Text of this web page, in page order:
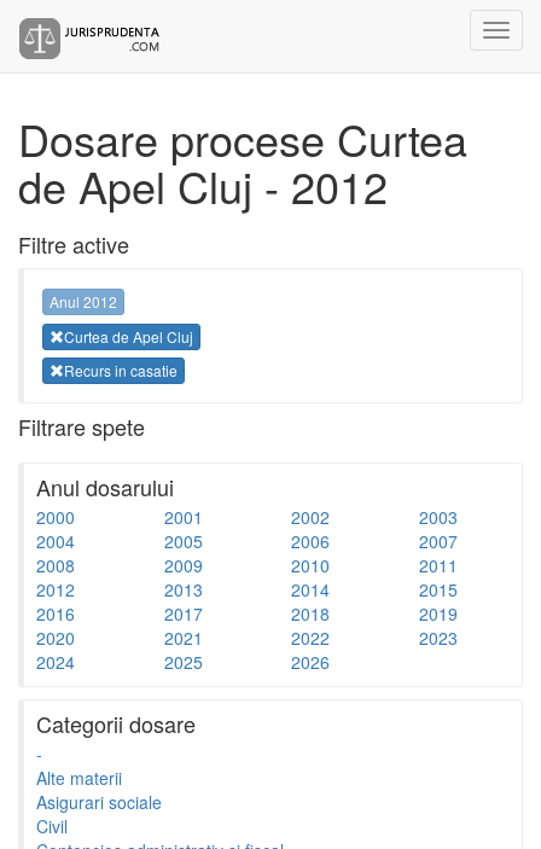
Dosare procese Curtea
de Apel Cluj - 2012
Filtre active
Anul 2012
Curtea de Apel Cluj
Recurs in casatie
Filtrare spete
Anul dosarului
2000 2001 2002
2003
2004
2005 2006
2007
2008
2009 2010
2011
2012
2013 2014
2015
2016
2017 2018
2019
2020
2021 2022
2023
2024
2025 2026
Categorii dosare
-
Alte materii
Asigurari sociale
Civil